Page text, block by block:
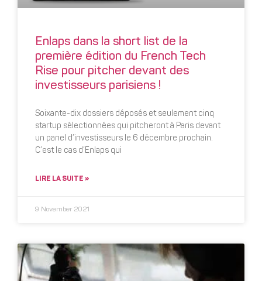
Enlaps dans la short list de la
première édition du French Tech
Rise pour pitcher devant des
investisseurs parisiens !
Soixante-dix dossiers déposés et seulement cinq
startup sélectionnées qui pitcheront à Paris devant
un panel d’investisseurs le 6 décembre prochain.
C’est le cas d’Enlaps qui
LIRE LA SUITE »
9 November 2021